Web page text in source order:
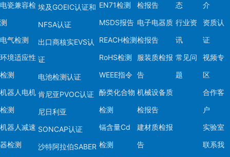
电瓷兼容检
测
电气检测
环境适应性
检测
机器人电机
检测
机器人减速
器检测
埃及GOEIC认证和
NFSA认证
出口商核实EVS认
证
电池检测认证
肯尼亚PVOC认证
尼日利亚
SONCAP认证
沙特阿拉伯SABER
EN71检测
MSDS报告
REACH检测
RoHS检测
WEEE指令
酚类化合物
检测
镉含量Cd
检测
检报告
电子电器质
检报告
服装质检报
告
机械设备质
检报告
建材质检报
告
态
行业资
讯
常见问
题
介
资质认
证
视频专
区
合作客
户
实验室
联系我